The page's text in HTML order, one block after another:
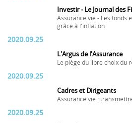
Investir - Le Journal des
Assurance vie - Les fonds
grâce à l'inflation
2020.09.25
L'Argus de l'Assurance
Le piège du libre choix du
2020.09.25
Cadres et Dirigeants
Assurance vie :
2020.09.25